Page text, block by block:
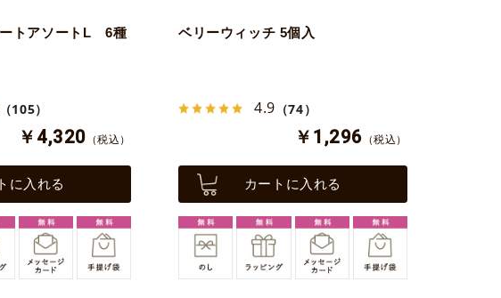
トアソートL 6種
（105）
￥4,320 （税込）
に入れる
ベリーウィッチ 5個入
4.9 （74）
￥1,296 （税込）
カートに入れる